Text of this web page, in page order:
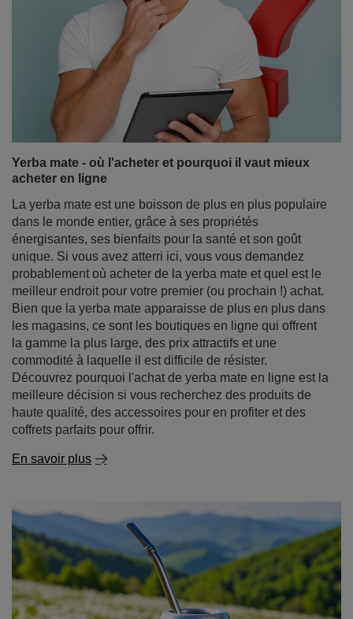
Yerba mate - où l'acheter et pourquoi il vaut mieux
acheter en ligne
La yerba mate est une boisson de plus en plus populaire
dans le monde entier, grâce à ses propriétés
énergisantes, ses bienfaits pour la santé et son goût
unique. Si vous avez atterri ici, vous vous demandez
probablement où acheter de la yerba mate et quel est le
meilleur endroit pour votre premier (ou prochain !) achat.
Bien que la yerba mate apparaisse de plus en plus dans
les magasins, ce sont les boutiques en ligne qui offrent
la gamme la plus large, des prix attractifs et une
commodité à laquelle il est difficile de résister.
Découvrez pourquoi l'achat de yerba mate en ligne est la
meilleure décision si vous recherchez des produits de
haute qualité, des accessoires pour en profiter et des
coffrets parfaits pour offrir.
En savoir plus